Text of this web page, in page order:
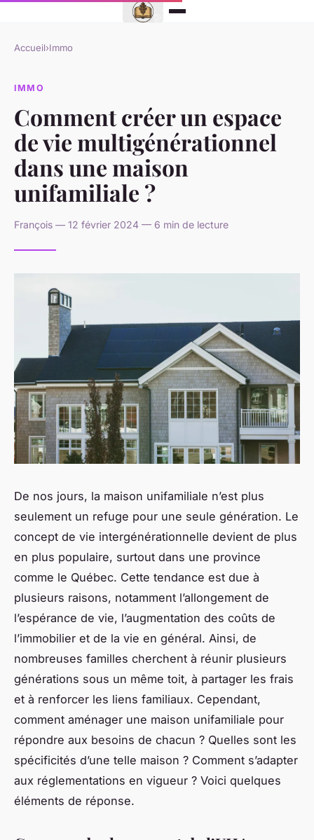
Accueil›Immo
IMMO
Comment créer un espace
de vie multigénérationnel
dans une maison
unifamiliale ?
François — 12 février 2024 — 6 min de lecture
De nos jours, la maison unifamiliale n’est plus
seulement un refuge pour une seule génération. Le
concept de vie intergénérationnelle devient de plus
en plus populaire, surtout dans une province
comme le Québec. Cette tendance est due à
plusieurs raisons, notamment l’allongement de
l’espérance de vie, l’augmentation des coûts de
l’immobilier et de la vie en général. Ainsi, de
nombreuses familles cherchent à réunir plusieurs
générations sous un même toit, à partager les frais
et à renforcer les liens familiaux. Cependant,
comment aménager une maison unifamiliale pour
répondre aux besoins de chacun ? Quelles sont les
spécificités d’une telle maison ? Comment s’adapter
aux réglementations en vigueur ? Voici quelques
éléments de réponse.